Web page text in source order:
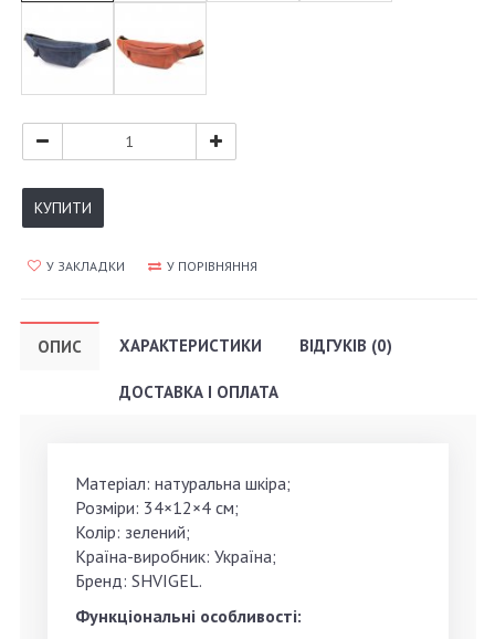
КУПИТИ
У ЗАКЛАДКИ У ПОРІВНЯННЯ
ОПИС ХАРАКТЕРИСТИКИ ВІДГУКІВ (0)
ДОСТАВКА І ОПЛАТА
Матеріал: натуральна шкіра;
Розміри: 34×12×4 см;
Колір: зелений;
Країна-виробник: Україна;
Бренд: SHVIGEL.
Функціональні особливості: